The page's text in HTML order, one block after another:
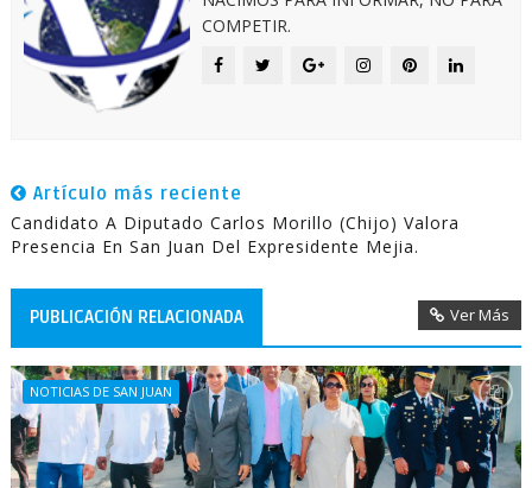
COMPETIR.
Artículo más reciente
Candidato A Diputado Carlos Morillo (Chijo) Valora
Presencia En San Juan Del Expresidente Mejia.
PUBLICACIÓN RELACIONADA Ver Más
NOTICIAS DE SAN JUAN